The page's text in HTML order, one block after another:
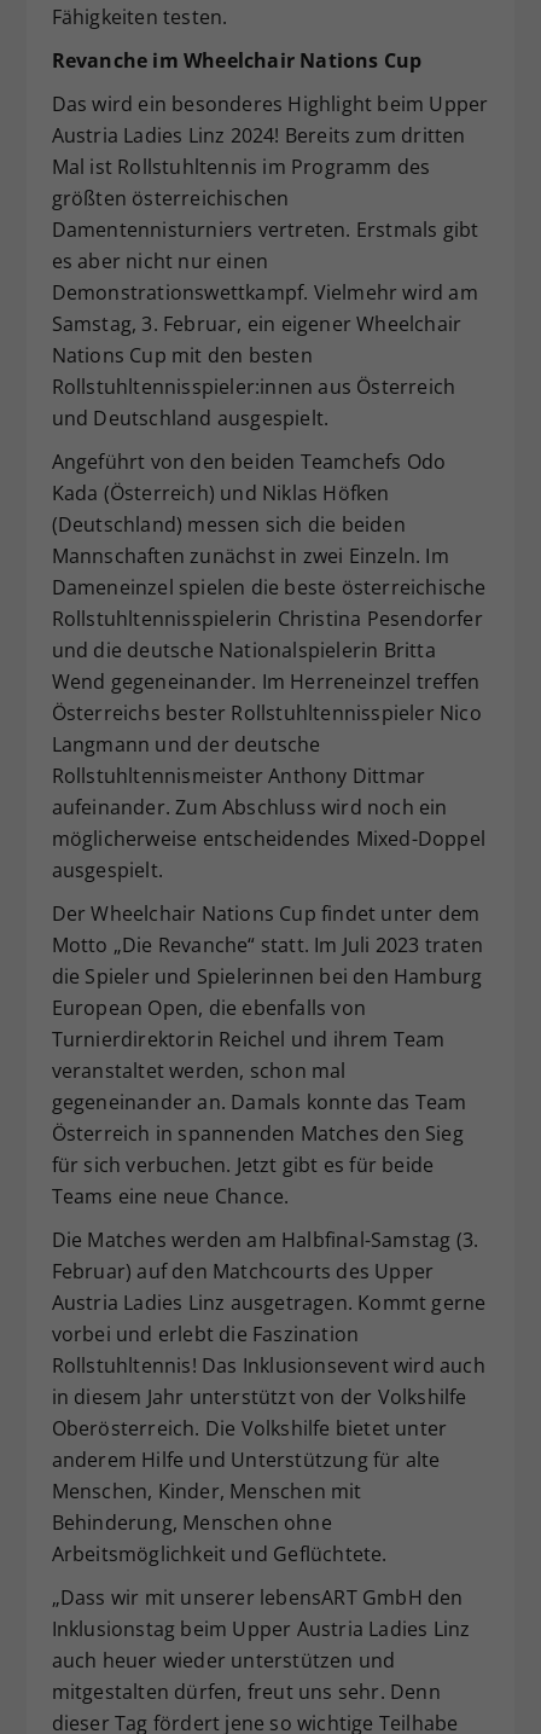
Fähigkeiten testen.
Revanche im Wheelchair Nations Cup
Das wird ein besonderes Highlight beim Upper
Austria Ladies Linz 2024! Bereits zum dritten
Mal ist Rollstuhltennis im Programm des
größten österreichischen
Damentennisturniers vertreten. Erstmals gibt
es aber nicht nur einen
Demonstrationswettkampf. Vielmehr wird am
Samstag, 3. Februar, ein eigener Wheelchair
Nations Cup mit den besten
Rollstuhltennisspieler:innen aus Österreich
und Deutschland ausgespielt.
Angeführt von den beiden Teamchefs Odo
Kada (Österreich) und Niklas Höfken
(Deutschland) messen sich die beiden
Mannschaften zunächst in zwei Einzeln. Im
Dameneinzel spielen die beste österreichische
Rollstuhltennisspielerin Christina Pesendorfer
und die deutsche Nationalspielerin Britta
Wend gegeneinander. Im Herreneinzel treffen
Österreichs bester Rollstuhltennisspieler Nico
Langmann und der deutsche
Rollstuhltennismeister Anthony Dittmar
aufeinander. Zum Abschluss wird noch ein
möglicherweise entscheidendes Mixed-Doppel
ausgespielt.
Der Wheelchair Nations Cup findet unter dem
Motto „Die Revanche“ statt. Im Juli 2023 traten
die Spieler und Spielerinnen bei den Hamburg
European Open, die ebenfalls von
Turnierdirektorin Reichel und ihrem Team
veranstaltet werden, schon mal
gegeneinander an. Damals konnte das Team
Österreich in spannenden Matches den Sieg
für sich verbuchen. Jetzt gibt es für beide
Teams eine neue Chance.
Die Matches werden am Halbfinal-Samstag (3.
Februar) auf den Matchcourts des Upper
Austria Ladies Linz ausgetragen. Kommt gerne
vorbei und erlebt die Faszination
Rollstuhltennis! Das Inklusionsevent wird auch
in diesem Jahr unterstützt von der Volkshilfe
Oberösterreich. Die Volkshilfe bietet unter
anderem Hilfe und Unterstützung für alte
Menschen, Kinder, Menschen mit
Behinderung, Menschen ohne
Arbeitsmöglichkeit und Geflüchtete.
„Dass wir mit unserer lebensART GmbH den
Inklusionstag beim Upper Austria Ladies Linz
auch heuer wieder unterstützen und
mitgestalten dürfen, freut uns sehr. Denn
dieser Tag fördert jene so wichtige Teilhabe